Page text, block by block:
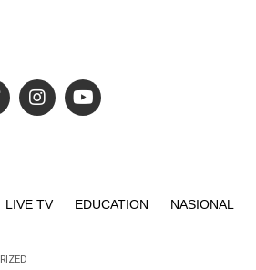
LIVE TV EDUCATION NASIONAL